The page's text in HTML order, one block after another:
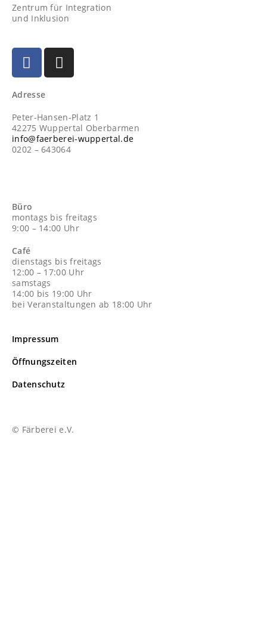
Zentrum für Integration
und Inklusion
Adresse
Peter-Hansen-Platz 1
42275 Wuppertal Oberbarmen
info@faerberei-wuppertal.de
0202 – 643064
Büro
montags bis freitags
9:00 – 14:00 Uhr
Café
dienstags bis freitags
12:00 – 17:00 Uhr
samstags
14:00 bis 19:00 Uhr
bei Veranstaltungen ab 18:00 Uhr
Impressum
Öffnungszeiten
Datenschutz
© Färberei e.V.